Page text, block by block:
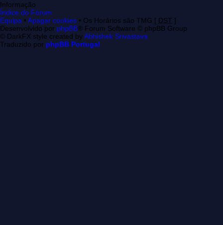
Informação
Índice do Fórum
Equipa • Apagar cookies • Os Horários são TMG [ DST ]
Desenvolvido por phpBB® Forum Software © phpBB Group
© DarkFX style created byAbhishek Srivastava
Traduzido por phpBB Portugal